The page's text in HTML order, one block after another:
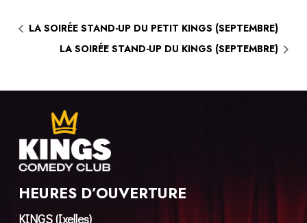
LA SOIRÉE STAND-UP DU PETIT KINGS (SEPTEMBRE)
LA SOIRÉE STAND-UP DU KINGS (SEPTEMBRE)
HEURES D’OUVERTURE
KINGS (Ixelles)